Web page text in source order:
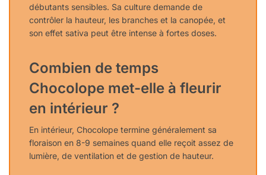
débutants sensibles. Sa culture demande de
contrôler la hauteur, les branches et la canopée, et
son effet sativa peut être intense à fortes doses.
Combien de temps
Chocolope met-elle à fleurir
en intérieur ?
En intérieur, Chocolope termine généralement sa
floraison en 8-9 semaines quand elle reçoit assez de
lumière, de ventilation et de gestion de hauteur.